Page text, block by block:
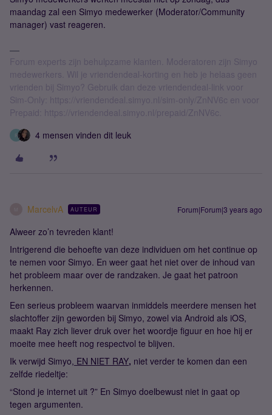
maandag zal een Simyo medewerker (Moderator/Community
manager) vast reageren.
Forum experts zijn behulpzame klanten. Moderatoren zijn Simyo
medewerkers. Wil je vriendendeal-korting en heb je helaas geen
vrienden bij Simyo? Gebruik dan deze vriendendeal-link voor
Sim-Only: https://vriendendeal.simyo.nl/sim-only/ZnNV6c en voor
Prepaid: https://vriendendeal.simyo.nl/prepaid/ZnNV6c.
R 4 mensen vinden dit leuk
MarcelvA AUTEUR Forum|Forum|3 years ago
Alweer zo’n tevreden klant!
Intrigerend die behoefte van deze individuen om het continue op
te nemen voor Simyo. En weer gaat het niet over de inhoud van
het probleem maar over de randzaken. Je gaat het patroon
herkennen.
Een serieus probleem waarvan inmiddels meerdere mensen het
slachtoffer zijn geworden bij Simyo, zowel via Android als iOS,
maakt Ray zich liever druk over het woordje figuur en hoe hij er
moeite mee heeft nog respectvol te blijven.
Ik verwijd Simyo, EN NIET RAY, niet verder te komen dan een
zelfde riedeltje:
“Stond je internet uit ?” En Simyo doelbewust niet in gaat op
tegen argumenten.